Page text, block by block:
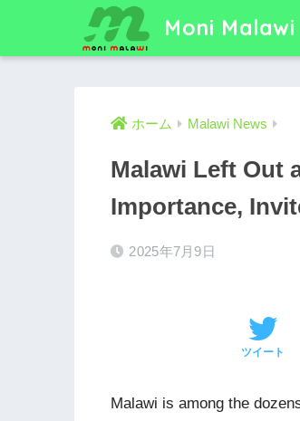
Moni Malawi
ホーム Malawi News
Malawi Left Out
Importance,
2025年7月9日
ツイート
Malawi is among the